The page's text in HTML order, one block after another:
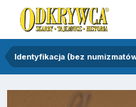
Identyfikacja (bez